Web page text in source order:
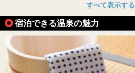
すべて表示する
宿泊できる温泉の魅力